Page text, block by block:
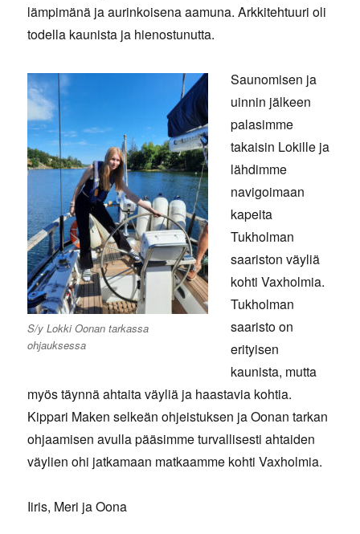
lämpimänä ja aurinkoisena aamuna. Arkkitehtuuri oli
todella kaunista ja hienostunutta.
S/y Lokki Oonan tarkassa
ohjauksessa
Saunomisen ja
uinnin jälkeen
palasimme
takaisin Lokille ja
lähdimme
navigoimaan
kapeita
Tukholman
saariston väyliä
kohti Vaxholmia.
Tukholman
saaristo on
erityisen
kaunista, mutta
myös täynnä ahtaita väyliä ja haastavia kohtia.
Kippari Maken selkeän ohjeistuksen ja Oonan tarkan
ohjaamisen avulla pääsimme turvallisesti ahtaiden
väylien ohi jatkamaan matkaamme kohti Vaxholmia.
Iiris, Meri ja Oona